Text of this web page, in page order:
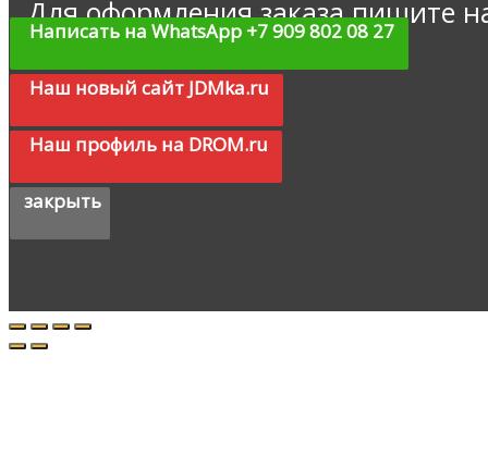
Для оформления заказа пишите
Написать на WhatsApp +7 909 802 08 27
Наш новый сайт JDMka.ru
Наш профиль на DROM.ru
закрыть